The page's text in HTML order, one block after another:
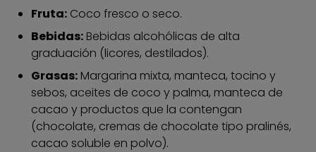
Fruta: Coco fresco o seco.
Bebidas: Bebidas alcohólicas de alta
graduación (licores, destilados).
Grasas: Margarina mixta, manteca, tocino y
sebos, aceites de coco y palma, manteca de
cacao y productos que la contengan
(chocolate, cremas de chocolate tipo pralinés,
cacao soluble en polvo).